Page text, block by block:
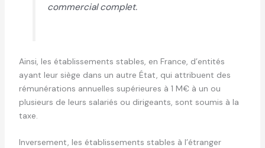
commercial complet.
Ainsi, les établissements stables, en France, d’entités
ayant leur siège dans un autre État, qui attribuent des
rémunérations annuelles supérieures à 1 M€ à un ou
plusieurs de leurs salariés ou dirigeants, sont soumis à la
taxe.
Inversement, les établissements stables à l’étranger